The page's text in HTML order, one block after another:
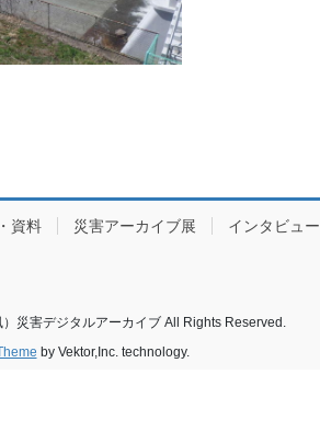
資料 災害アーカイブ展 インタビュー
災害デジタルアーカイブ All Rights Reserved.
by Vektor,Inc. technology.